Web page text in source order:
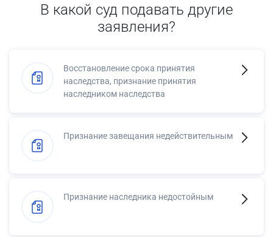
В какой суд подавать другие
заявления?
Восстановление срока принятия
наследства, признание принятия
наследником наследства
Признание завещания недействительным
Признание наследника недостойным